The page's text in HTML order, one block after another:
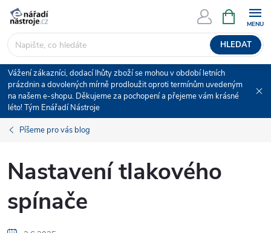
Přejít
obsah
HLEDAT
NÁKUPNÍ
KOŠÍK
Vážení zákazníci, dodací lhůty zboží se mohou v období letních
prázdnin a dovolených mírně prodloužit oproti termínům uvedeným
na našem e-shopu. Děkujeme za pochopení a přejeme vám krásné
léto! Tým Enářadí Nástroje
Píšeme pro vás blog
Nastavení tlakového
spínače